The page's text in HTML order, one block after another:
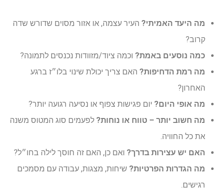
מה היעד האמיתי? העיר עצמה, או אזור מסוים שדורש שדה
קרוב?
כמה נוסעים באמת? וכמה ציוד/מזוודות נכנסים לתמונה?
מה רמת הדחיפות? האם צריך יכולת שינוי בלו״ז ברגע
האחרון?
מה אופי היום? יום פגישות צפוף או נסיעה רגועה יותר?
מה חשוב יותר – טווח או נוחות? לפעמים סוג המטוס משנה
את כל החוויה.
האם יש עצירות בדרך? ואם כן, האם זה חוסך לילה בחו״ל?
מה הגדרות הפרטיות? שיחות, מצגות, עבודה עם מסמכים
רגישים.